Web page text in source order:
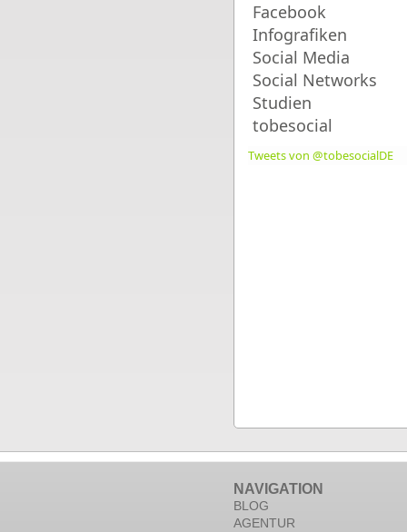
Facebook
Infografiken
Social Media
Social Networks
Studien
tobesocial
Tweets von @tobesocialDE
NAVIGATION
BLOG
AGENTUR